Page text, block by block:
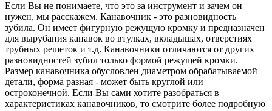
Если Вы не понимаете, что это за инструмент и зачем он
нужен, мы расскажем. Канавочник - это разновидность
зубила. Он имеет фигурную режущую кромку и предназначен
для вырубания канавок во втулках, вкладышах, отверстиях
трубных решеток и т.д. Канавочники отличаются от других
разновидностей зубил только формой режущей кромки.
Размер канавочника обусловлен диаметром обрабатываемой
детали, форма разная - может быть круглой или
остроконечной. Если Вы сами хотите разобраться в
характеристиках канавочников, то смотрите более подробную